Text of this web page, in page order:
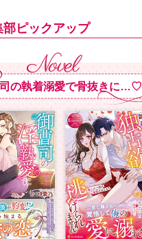
部ピックアップ
の執着溺愛で骨抜きに…♡